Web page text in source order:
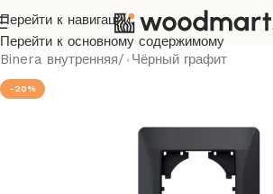
Перейти к навигации
Перейти к основному содержимому
Главная/ Розетки и выключатели/
Binera внутренняя/ Чёрный графит
-20%